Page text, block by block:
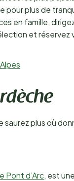
pour plus de
en famille,
et réservez
saurez plus où
Pont d’Arc, est